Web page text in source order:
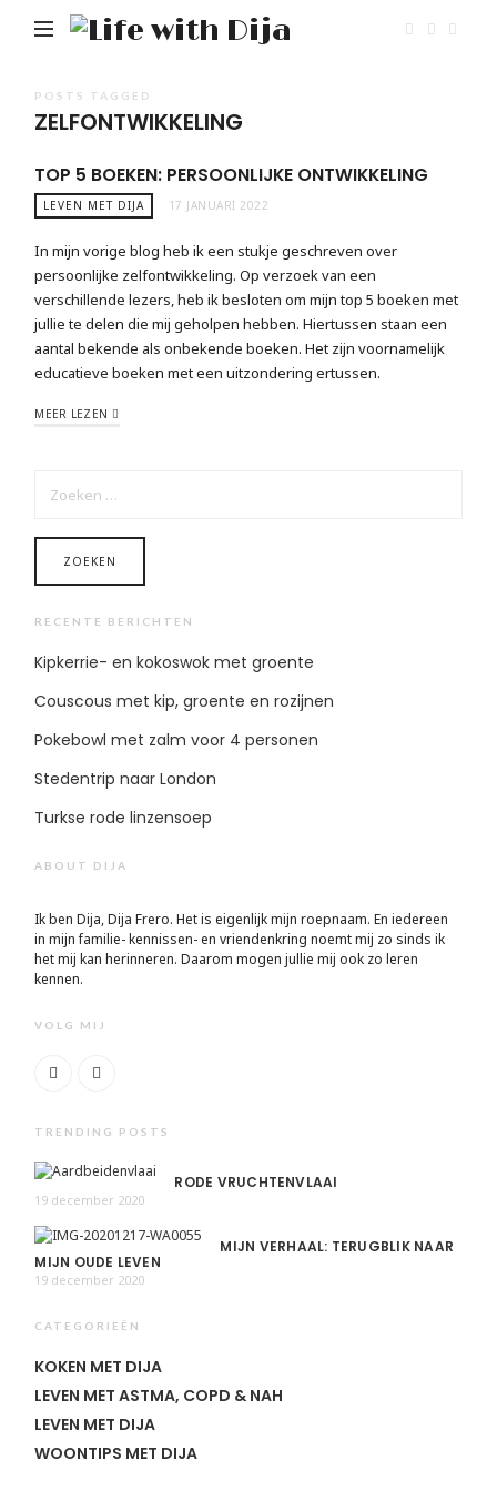
POSTS TAGGED
ZELFONTWIKKELING
TOP 5 BOEKEN: PERSOONLIJKE ONTWIKKELING
LEVEN MET DIJA 17 JANUARI 2022
In mijn vorige blog heb ik een stukje geschreven over
persoonlijke zelfontwikkeling. Op verzoek van een
verschillende lezers, heb ik besloten om mijn top 5 boeken met
jullie te delen die mij geholpen hebben. Hiertussen staan een
aantal bekende als onbekende boeken. Het zijn voornamelijk
educatieve boeken met een uitzondering ertussen.
MEER LEZEN
NAAR:
RECENTE BERICHTEN
Kipkerrie- en kokoswok met groente
Couscous met kip, groente en rozijnen
Pokebowl met zalm voor 4 personen
Stedentrip naar London
Turkse rode linzensoep
ABOUT DIJA
Ik ben Dija, Dija Frero. Het is eigenlijk mijn roepnaam. En iedereen
in mijn familie- kennissen- en vriendenkring noemt mij zo sinds ik
het mij kan herinneren. Daarom mogen jullie mij ook zo leren
kennen.
VOLG MIJ
TRENDING POSTS
RODE VRUCHTENVLAAI
19 december 2020
MIJN VERHAAL: TERUGBLIK NAAR
MIJN OUDE LEVEN
19 december 2020
CATEGORIEËN
KOKEN MET DIJA
LEVEN MET ASTMA, COPD & NAH
LEVEN MET DIJA
WOONTIPS MET DIJA